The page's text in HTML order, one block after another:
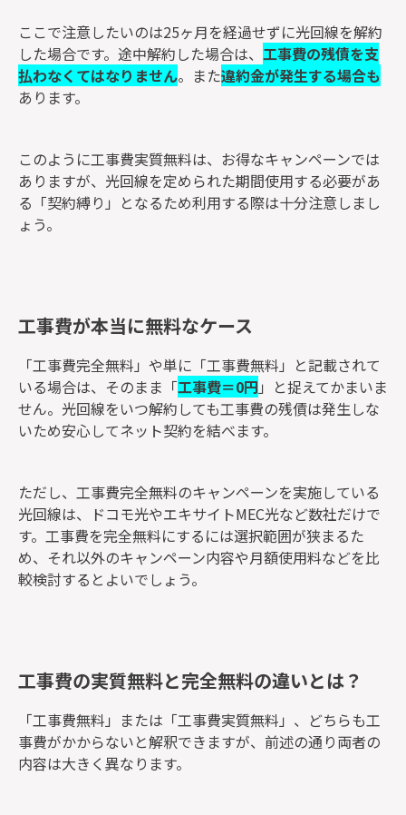
ここで注意したいのは25ヶ月を経過せずに光回線を解約
した場合です。途中解約した場合は、 工事費の残債を支
払わなくてはなりません。また違約金が発生する場合も
あります。
このように工事費実質無料は、お得なキャンペーンでは
ありますが、光回線を定められた期間使用する必要があ
る「契約縛り」となるため利用する際は十分注意しまし
ょう。
工事費が本当に無料なケース
「工事費完全無料」や単に「工事費無料」と記載されて
いる場合は、そのまま「工事費＝0円 」と捉えてかまいま
せん。光回線をいつ解約しても工事費の残債は発生しな
いため安心してネット契約を結べます。
ただし、工事費完全無料のキャンペーンを実施している
光回線は、ドコモ光やエキサイトMEC光など数社だけで
す。工事費を完全無料にするには選択範囲が狭まるた
め、それ以外のキャンペーン内容や月額使用料などを比
較検討するとよいでしょう。
工事費の実質無料と完全無料の違いとは？
「工事費無料」または「工事費実質無料」、どちらも工
事費がかからないと解釈できますが、前述の通り両者の
内容は大きく異なります。